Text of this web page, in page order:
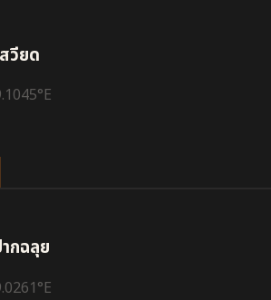
วียด
°E
กฉลุย
°E